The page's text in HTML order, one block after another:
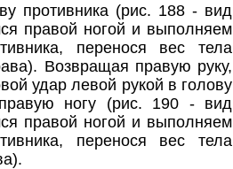
противника (рис. 188 - вид
правой ногой и выполняем
перенося вес тела
Возвращая правую руку,
удар левой рукой в голову
ногу (рис. 190 - вид
правой ногой и выполняем
перенося вес тела